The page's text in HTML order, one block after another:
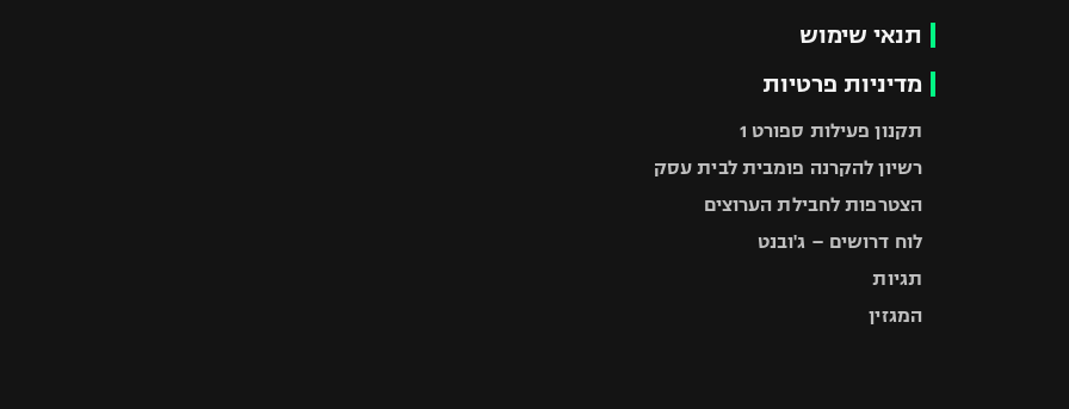
תנאי שימוש
מדיניות פרטיות
תקנון פעילות ספורט 1
רשיון להקרנה פומבית לבית עסק
הצטרפות לחבילת הערוצים
לוח דרושים – ג'ובנט
תגיות
המגזין